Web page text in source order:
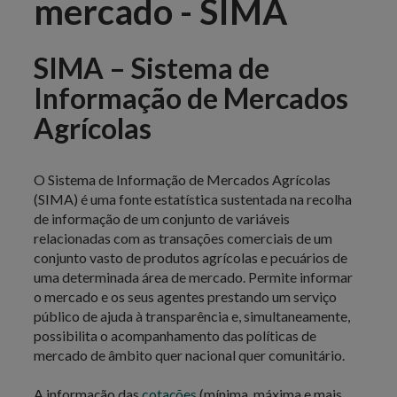
mercado - SIMA
SIMA – Sistema de
Informação de Mercados
Agrícolas
O Sistema de Informação de Mercados Agrícolas
(SIMA) é uma fonte estatística sustentada na recolha
de informação de um conjunto de variáveis
relacionadas com as transações comerciais de um
conjunto vasto de produtos agrícolas e pecuários de
uma determinada área de mercado. Permite informar
o mercado e os seus agentes prestando um serviço
público de ajuda à transparência e, simultaneamente,
possibilita o acompanhamento das políticas de
mercado de âmbito quer nacional quer comunitário.